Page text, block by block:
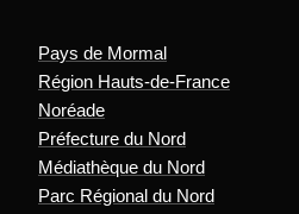
Pays de Mormal
Région Hauts-de-France
Noréade
Préfecture du Nord
Médiathèque du Nord
Parc Régional du Nord